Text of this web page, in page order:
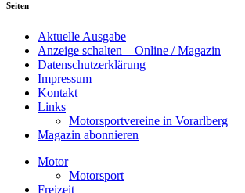
Seiten
Aktuelle Ausgabe
Anzeige schalten – Online / Magazin
Datenschutzerklärung
Impressum
Kontakt
Links
Motorsportvereine in Vorarlberg
Magazin abonnieren
Motor
Motorsport
Freizeit